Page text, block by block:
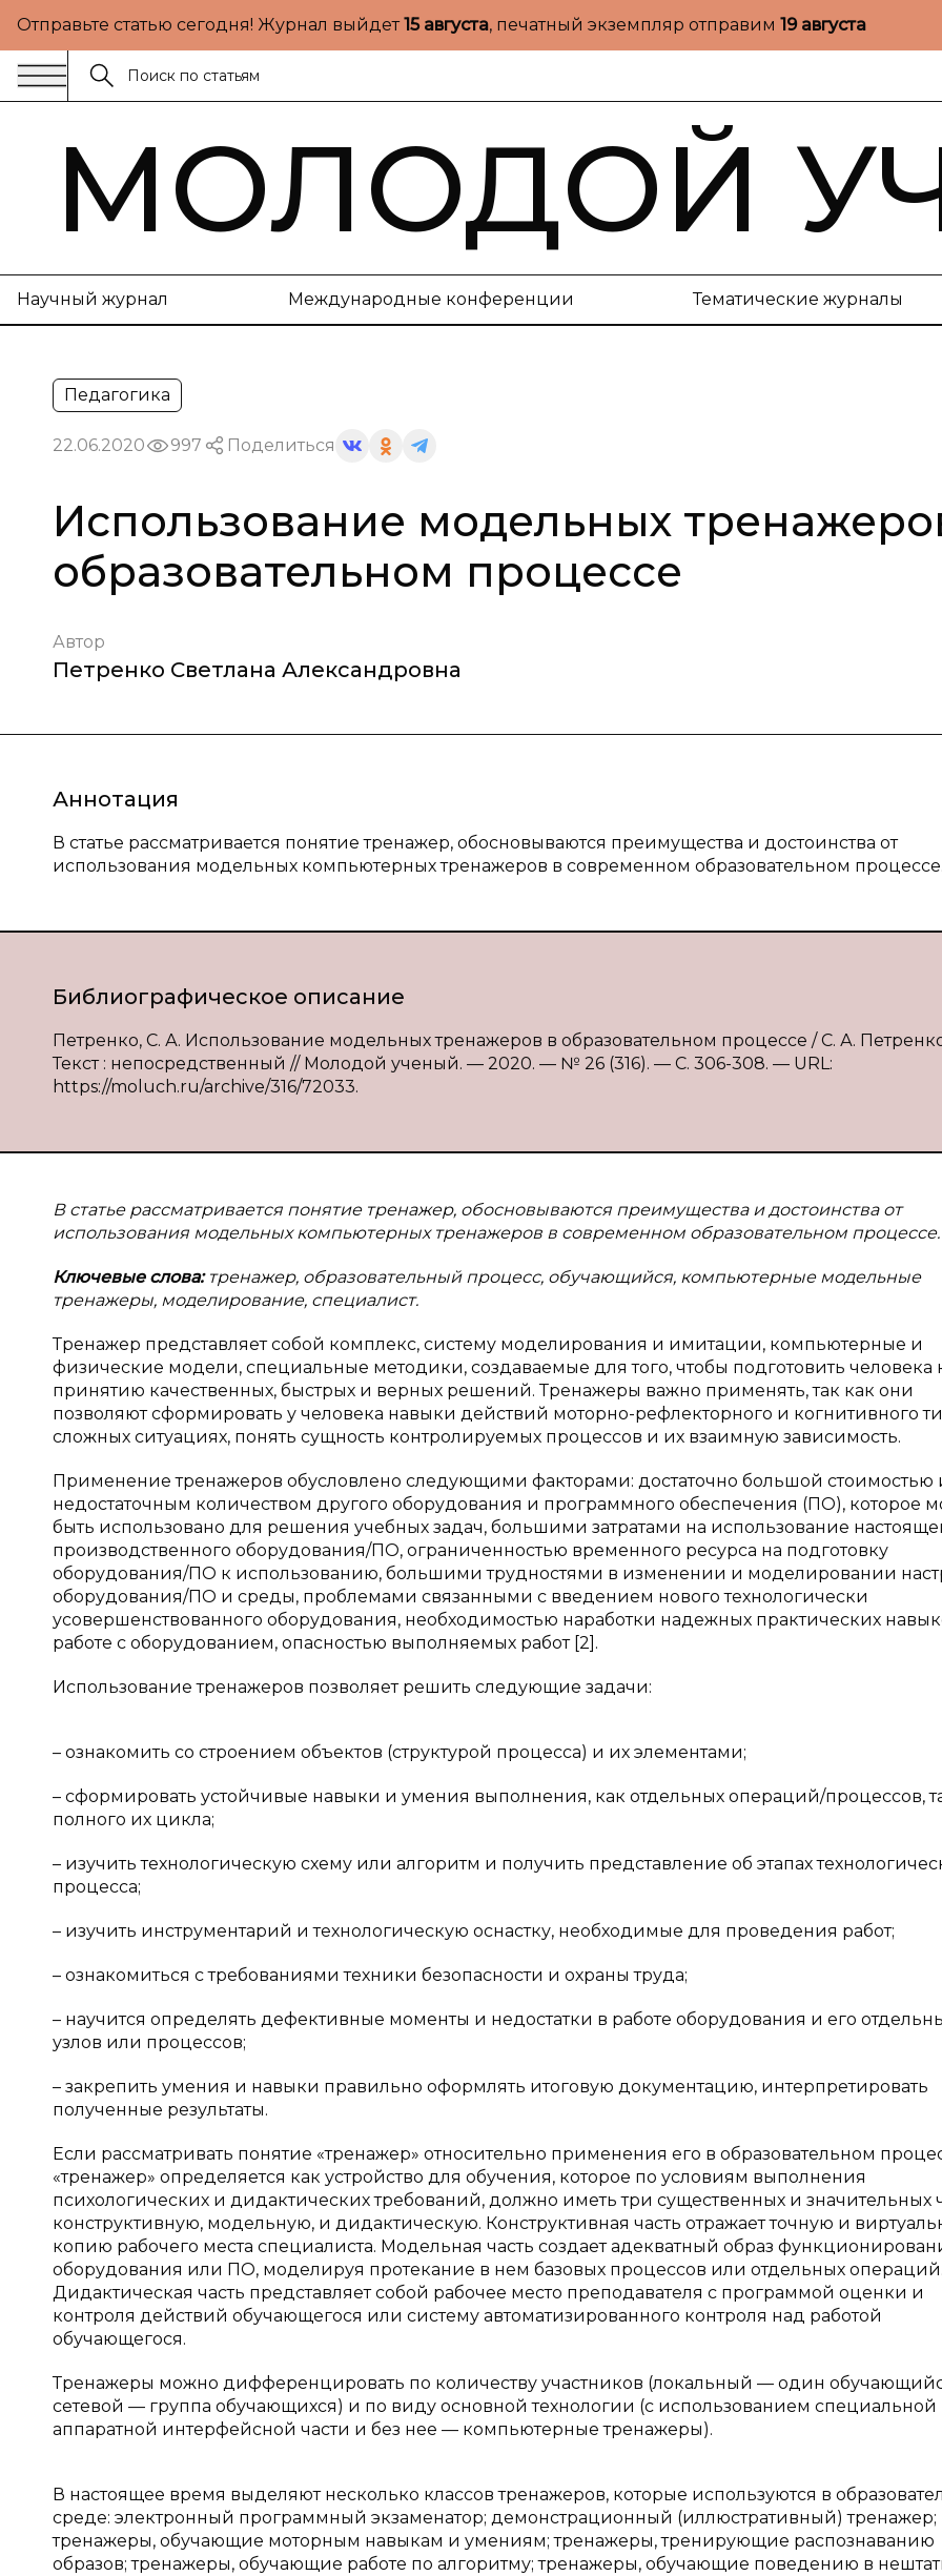
Отправьте статью сегодня! Журнал выйдет15 августа, печатный экземпляр отправим 19 августа
МОЛОДОЙ
Научный журнал Международные конференции Тематические журналы
Педагогика
22.06.2020 997 Поделиться
Использование модельных
образовательном процессе
Автор
Петренко Светлана Александровна
Аннотация
В статье рассматривается понятие тренажер, обосновываются преимущества и достоинства от
использования модельных компьютерных тренажеров в современном образовательном процессе.
Библиографическое описание
Петренко, С. А. Использование модельных тренажеров в образовательном процессе / С. А.
Текст : непосредственный // Молодой ученый. — 2020. — № 26 (316). — С. 306-308. — URL:
https://moluch.ru/archive/316/72033.
В статье рассматривается понятие тренажер, обосновываются преимущества и достоинства от
использования модельных компьютерных тренажеров в современном образовательном процессе.
Ключевые слова: тренажер, образовательный процесс, обучающийся, компьютерные модельные
тренажеры, моделирование, специалист.
Тренажер представляет собой комплекс, систему моделирования и имитации, компьютерные и
физические модели, специальные методики, создаваемые для того, чтобы подготовить человека
принятию качественных, быстрых и верных решений. Тренажеры важно применять, так как они
позволяют сформировать у человека навыки действий моторно-рефлекторного и когнитивного
сложных ситуациях, понять сущность контролируемых процессов и их взаимную зависимость.
Применение тренажеров обусловлено следующими факторами: достаточно большой стоимостью
недостаточным количеством другого оборудования и программного обеспечения (ПО), которое
быть использовано для решения учебных задач, большими затратами на использование
производственного оборудования/ПО, ограниченностью временного ресурса на подготовку
оборудования/ПО к использованию, большими трудностями в изменении и моделировании
оборудования/ПО и среды, проблемами связанными с введением нового технологически
усовершенствованного оборудования, необходимостью наработки надежных практических
работе с оборудованием, опасностью выполняемых работ [2].
Использование тренажеров позволяет решить следующие задачи:
– ознакомить со строением объектов (структурой процесса) и их элементами;
– сформировать устойчивые навыки и умения выполнения, как отдельных операций/процессов,
полного их цикла;
– изучить технологическую схему или алгоритм и получить представление об этапах
процесса;
– изучить инструментарий и технологическую оснастку, необходимые для проведения работ;
– ознакомиться с требованиями техники безопасности и охраны труда;
– научится определять дефективные моменты и недостатки в работе оборудования и его
узлов или процессов;
– закрепить умения и навыки правильно оформлять итоговую документацию, интерпретировать
полученные результаты.
Если рассматривать понятие «тренажер» относительно применения его в образовательном
«тренажер» определяется как устройство для обучения, которое по условиям выполнения
психологических и дидактических требований, должно иметь три существенных и значительных
конструктивную, модельную, и дидактическую. Конструктивная часть отражает точную и
копию рабочего места специалиста. Модельная часть создает адекватный образ
оборудования или ПО, моделируя протекание в нем базовых процессов или отдельных операций.
Дидактическая часть представляет собой рабочее место преподавателя с программой оценки и
контроля действий обучающегося или систему автоматизированного контроля над работой
обучающегося.
Тренажеры можно дифференцировать по количеству участников (локальный — один
сетевой — группа обучающихся) и по виду основной технологии (с использованием специальной
аппаратной интерфейсной части и без нее — компьютерные тренажеры).
В настоящее время выделяют несколько классов тренажеров, которые используются в
среде: электронный программный экзаменатор; демонстрационный (иллюстративный) тренажер;
тренажеры, обучающие моторным навыкам и умениям; тренажеры, тренирующие распознаванию
образов; тренажеры, обучающие работе по алгоритму; тренажеры, обучающие поведению в